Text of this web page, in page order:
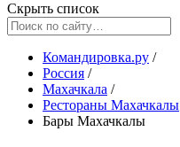
Скрыть список
Командировка.ру /
Россия /
Махачкала /
Рестораны Махачкалы
Бары Махачкалы